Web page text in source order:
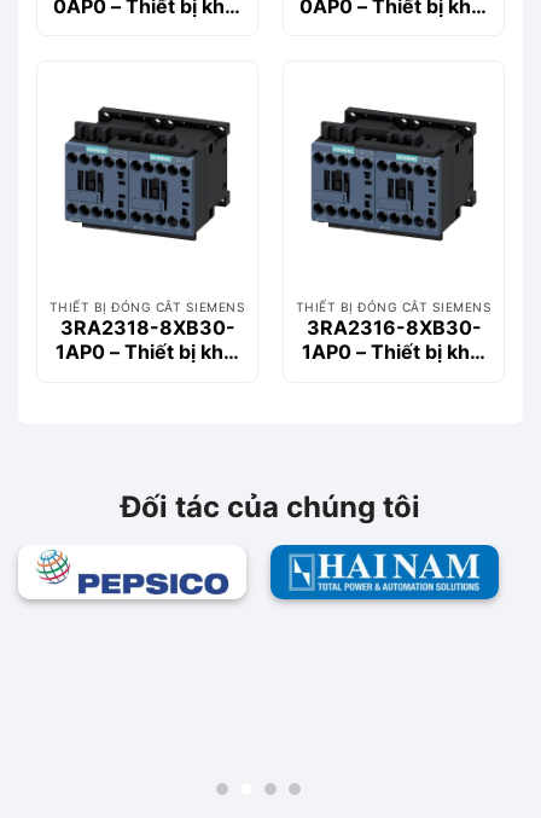
0AP0 – Thiết bị khởi
0AP0 – Thiết bị khởi
THIẾT BỊ ĐÓNG CẮT SIEMENS
3RA2318-8XB30-
1AP0 – Thiết bị khởi
THIẾT BỊ ĐÓNG CẮT SIEMENS
3RA2316-8XB30-
1AP0 – Thiết bị khởi
Đối tác của chúng tôi